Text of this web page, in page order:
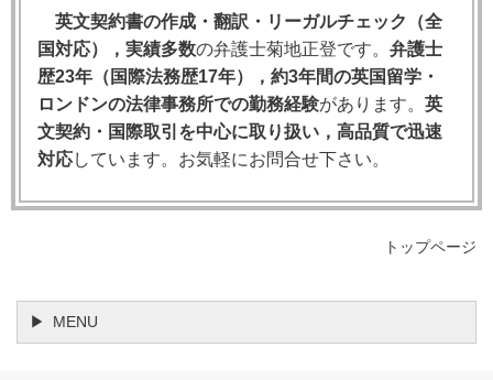
関係）」が認められる場合でも，Remotenessの原則
から，廃業による損害すべてをA社が賠償する必要は
ない，とされる可能性があります。
2. Hadley v Baxendaleの原則——2段階テ
契約違反に基づく損害賠償の範囲を規律するルールと
[1854] 9 Exch 341です。この判例は「Hadley v
英文契約書の作成・翻訳・リーガルチェック（全
国対応），実績多数の弁護士菊地正登です。 弁護士
歴23年（国際法務歴17年），約3年間の英国留学・
ロンドンの法律事務所での勤務経験があります。 英
文契約・国際取引を中心に取り扱い，高品質で迅速
対応しています。お気軽にお問合せ下さい。
トップページ
MENU